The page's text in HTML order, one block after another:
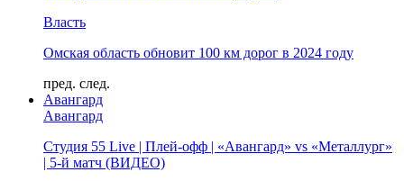
Власть
Омская область обновит 100 км дорог в 2024 году
пред. след.
Авангард
Авангард
Студия 55 Live | Плей-офф | «Авангард» vs «Металлург»
| 5-й матч (ВИДЕО)